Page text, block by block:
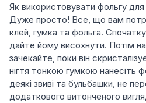
Як використовувати фольгу для
Дуже просто! Все, що вам
клей, гумка та фольга.
дайте йому висохнути. Потім
зачекайте, поки він
нігтя тонкою гумкою нанесіть
деякі звиві та бульбашки, не
додаткового витонченого